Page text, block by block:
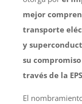
mejor
transporte
y
su
través de la EPS
El